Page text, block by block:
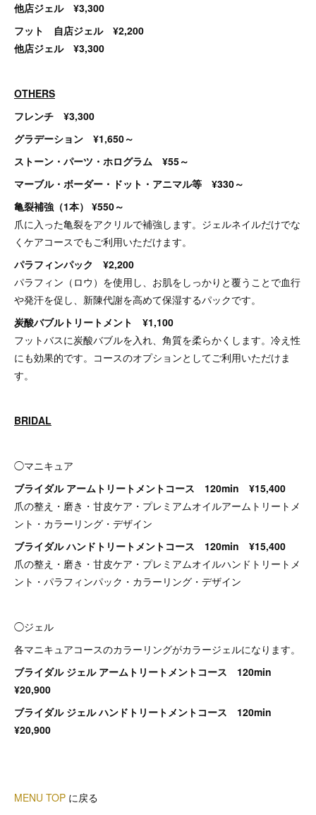
他店ジェル ¥3,300
フット 自店ジェル ¥2,200
他店ジェル ¥3,300
OTHERS
フレンチ ¥3,300
グラデーション ¥1,650～
ストーン・パーツ・ホログラム ¥55～
マーブル・ボーダー・ドット・アニマル等 ¥330～
亀裂補強（1本） ¥550～
爪に入った亀裂をアクリルで補強します。ジェルネイルだけでな
くケアコースでもご利用いただけます。
パラフィンパック ¥2,200
パラフィン（ロウ）を使用し、お肌をしっかりと覆うことで血行
や発汗を促し、新陳代謝を高めて保湿するパックです。
炭酸バブルトリートメント ¥1,100
フットバスに炭酸バブルを入れ、角質を柔らかくします。冷え性
にも効果的です。コースのオプションとしてご利用いただけま
す。
BRIDAL
◯マニキュア
ブライダル アームトリートメントコース 120min ¥15,400
爪の整え・磨き・甘皮ケア・プレミアムオイルアームトリートメ
ント・カラーリング・デザイン
ブライダル ハンドトリートメントコース 120min ¥15,400
爪の整え・磨き・甘皮ケア・プレミアムオイルハンドトリートメ
ント・パラフィンパック・カラーリング・デザイン
◯ジェル
各マニキュアコースのカラーリングがカラージェルになります。
ブライダル ジェル アームトリートメントコース 120min
¥20,900
ブライダル ジェル ハンドトリートメントコース 120min
¥20,900
MENU TOP に戻る